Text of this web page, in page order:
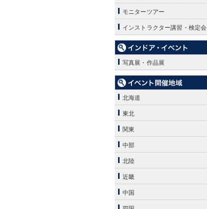
モニターツアー
インストラクター講習・検定会
写真展・作品展
北海道
東北
関東
中部
北陸
近畿
中国